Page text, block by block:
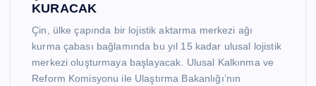
KURACAK
Çin, ülke çapında bir lojistik aktarma merkezi ağı
kurma çabası bağlamında bu yıl 15 kadar ulusal lojistik
merkezi oluşturmaya başlayacak. Ulusal Kalkınma ve
Reform Komisyonu ile Ulaştırma Bakanlığı’nın